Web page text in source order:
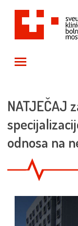
NATJEČAJ
odnosa na